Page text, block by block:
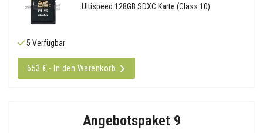
Ultispeed 128GB SDXC Karte (Class 10)
5 Verfügbar
653 € - In den Warenkorb
Angebotspaket 9